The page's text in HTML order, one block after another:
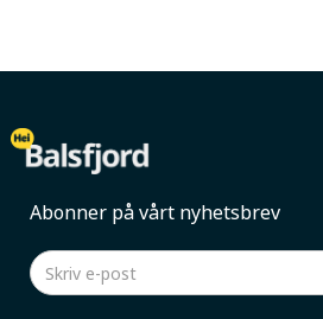
Abonner på vårt nyhetsbrev